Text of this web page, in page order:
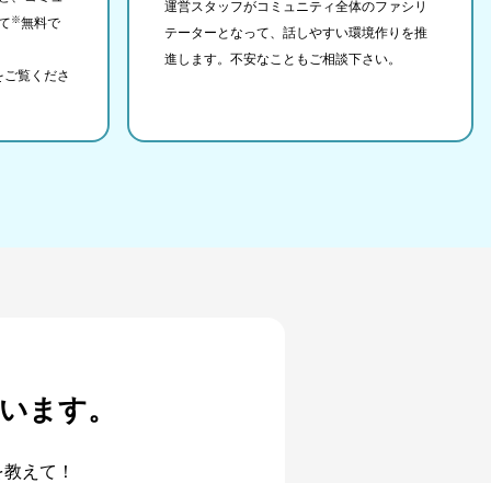
※無料で
ご覧くださ
運営スタッフがコミュニティ全体のファシリ
テーターとなって、話しやすい環境作りを推
進します。不安なこともご相談下さい。
ます。
えて！